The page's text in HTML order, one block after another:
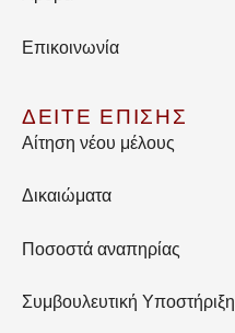
Επικοινωνία
ΔΕΙΤΕ ΕΠΙΣΗΣ
Αίτηση νέου μέλους
Δικαιώματα
Ποσοστά αναπηρίας
Συμβουλευτική Υποστήριξη